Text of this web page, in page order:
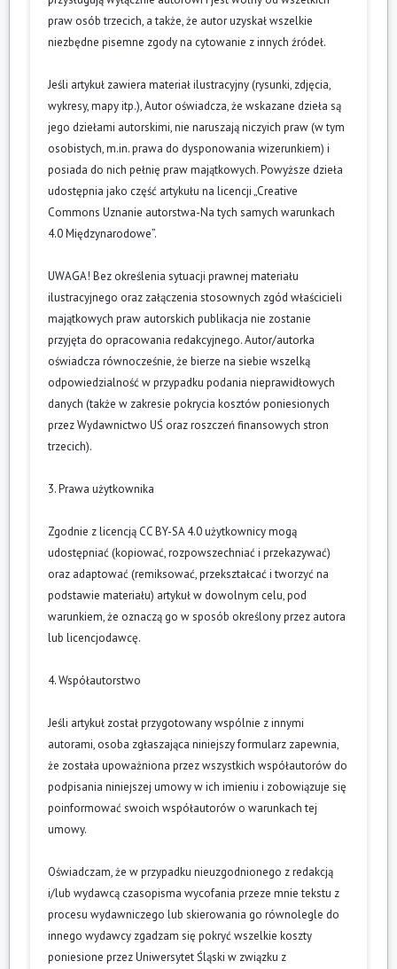
praw osób trzecich, a także, że autor uzyskał wszelkie
niezbędne pisemne zgody na cytowanie z innych źródeł.
Jeśli artykuł zawiera materiał ilustracyjny (rysunki, zdjęcia,
wykresy, mapy itp.), Autor oświadcza, że wskazane dzieła są
jego dziełami autorskimi, nie naruszają niczyich praw (w tym
osobistych, m.in. prawa do dysponowania wizerunkiem) i
posiada do nich pełnię praw majątkowych. Powyższe dzieła
udostępnia jako część artykułu na licencji „Creative
Commons Uznanie autorstwa-Na tych samych warunkach
4.0 Międzynarodowe”.
UWAGA! Bez określenia sytuacji prawnej materiału
ilustracyjnego oraz załączenia stosownych zgód właścicieli
majątkowych praw autorskich publikacja nie zostanie
przyjęta do opracowania redakcyjnego. Autor/autorka
oświadcza równocześnie, że bierze na siebie wszelką
odpowiedzialność w przypadku podania nieprawidłowych
danych (także w zakresie pokrycia kosztów poniesionych
przez Wydawnictwo UŚ oraz roszczeń finansowych stron
trzecich).
3. Prawa użytkownika
Zgodnie z licencją CC BY-SA 4.0 użytkownicy mogą
udostępniać (kopiować, rozpowszechniać i przekazywać)
oraz adaptować (remiksować, przekształcać i tworzyć na
podstawie materiału) artykuł w dowolnym celu, pod
warunkiem, że oznaczą go w sposób określony przez autora
lub licencjodawcę.
4. Współautorstwo
Jeśli artykuł został przygotowany wspólnie z innymi
autorami, osoba zgłaszająca niniejszy formularz zapewnia,
że została upoważniona przez wszystkich współautorów do
podpisania niniejszej umowy w ich imieniu i zobowiązuje się
poinformować swoich współautorów o warunkach tej
umowy.
Oświadczam, że w przypadku nieuzgodnionego z redakcją
i/lub wydawcą czasopisma wycofania przeze mnie tekstu z
procesu wydawniczego lub skierowania go równolegle do
innego wydawcy zgadzam się pokryć wszelkie koszty
poniesione przez Uniwersytet Śląski w związku z